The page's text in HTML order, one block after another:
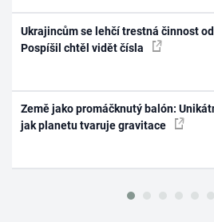
Ukrajincům se lehčí trestná činnost
Pospíšil chtěl vidět čísla
Země jako promáčknutý balón:
jak planetu tvaruje gravitace